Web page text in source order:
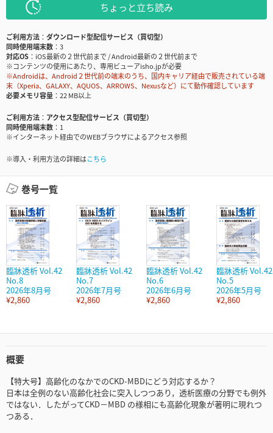
ちょっと立ち読み
ご利用方法
ダウンロード型配信サービス（買切型）
同時使用端末数
3
対応OS
iOS最新の２世代前まで / Android最新の２世代前まで
※コンテンツの使用にあたり、専用ビューアisho.jpが必要
※Androidは、Android２世代前の端末のうち、国内キャリア経由で販売されている端
末（Xperia、GALAXY、AQUOS、ARROWS、Nexusなど）にて動作確認しています
必要メモリ容量
22 MB以上
ご利用方法
アクセス型配信サービス（買切型）
同時使用端末数
1
※インターネット経由でのWEBブラウザによるアクセス参照
※導入・利用方法の詳細はこちら
巻号一覧
臨牀透析 Vol.42
No.8
2026年8月号
¥2,860
臨牀透析 Vol.42
No.7
2026年7月号
¥2,860
臨牀透析 Vol.42
No.6
2026年6月号
¥2,860
臨牀透析 Vol.42
No.5
2026年5月号
¥2,860
概要
【特大号】高齢化のなかでのCKD-MBDにどう対応するか？
日本は全例のない高齢化社会に突入しつつあり，透析医療の分野でも例外
ではない．したがってCKD－MBD の様相にも高齢化現象が著明に現れつ
つある．